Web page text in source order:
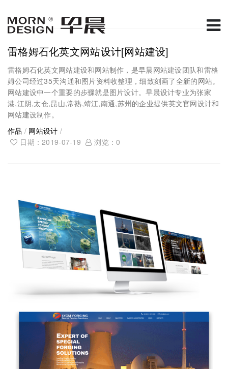
雷格姆石化英文网站设计[网站建设]
雷格姆石化英文网站建设和网站制作，是早晨网站建设团队和雷格
姆公司经过35天沟通和图片资料收整理，细致刻画了全新的网站。
网站建设中一个重要的步骤就是图片设计。早晨设计专业为张家
港,江阴,太仓,昆山,常熟,靖江,南通,苏州的企业提供英文官网设计和
网站建设制作。
作品 / 网站设计 /
日期：2019-07-19
浏览：0